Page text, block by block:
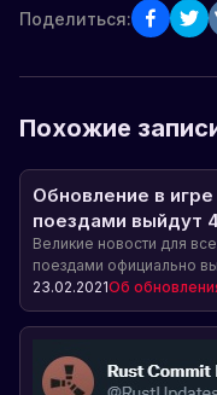
Поделиться:
Похожие
Обновление в
поездами выйдут
Великие новости для
поездами официально
Alistair в своём Twitter.
игры и его
23.02.2021Об